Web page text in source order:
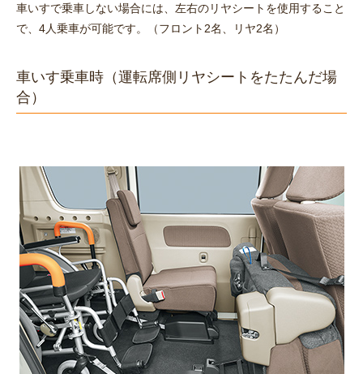
車いすで乗車しない場合には、左右のリヤシートを使用すること
で、4人乗車が可能です。（フロント2名、リヤ2名）
車いす乗車時 （運転席側リヤシートをたたんだ場
合）